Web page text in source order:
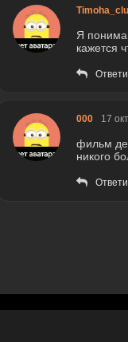
Я
кажется
000 17
фильм
никого